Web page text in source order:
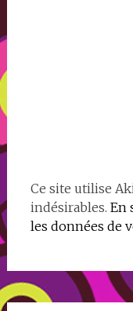
Ce site utilise
indésirables. En
les données de